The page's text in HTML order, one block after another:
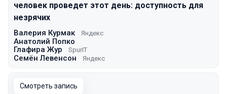
человек проведет этот день: доступность для
незрячих
Валерия Курмак Яндекс
Анатолий Попко
Глафира Жур
SpurIT
Семён Левенсон Яндекс
Смотреть запись